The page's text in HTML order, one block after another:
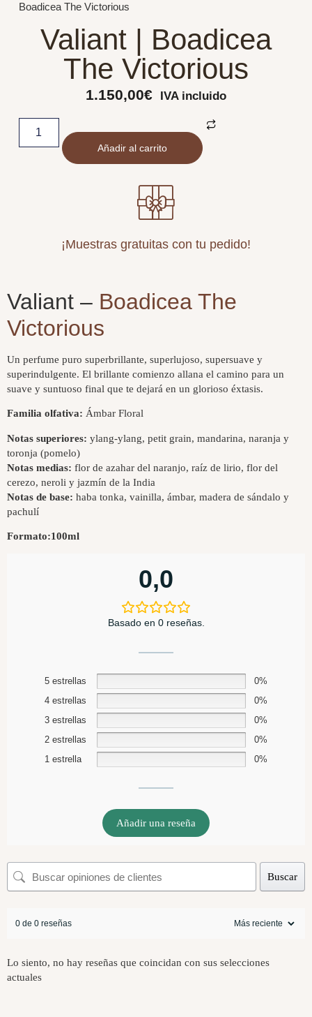
Boadicea The Victorious
Valiant | Boadicea
The Victorious
1.150,00€ IVA incluido
Añadir al carrito
¡Muestras gratuitas con tu pedido!
Valiant – Boadicea The
Victorious
Un perfume puro superbrillante, superlujoso, supersuave y
superindulgente. El brillante comienzo allana el camino para un
suave y suntuoso final que te dejará en un glorioso éxtasis.
Familia olfativa: Ámbar Floral
Notas superiores: ylang-ylang, petit grain, mandarina, naranja y
toronja (pomelo)
Notas medias: flor de azahar del naranjo, raíz de lirio, flor del
cerezo, neroli y jazmín de la India
Notas de base: haba tonka, vainilla, ámbar, madera de sándalo y
pachulí
Formato:100ml
0,0
Basado en 0 reseñas.
5 estrellas
0%
4 estrellas
0%
3 estrellas
0%
2 estrellas
0%
1 estrella
0%
Añadir una reseña
Buscar
0 de 0 reseñas
Lo siento, no hay reseñas que coincidan con sus selecciones
actuales